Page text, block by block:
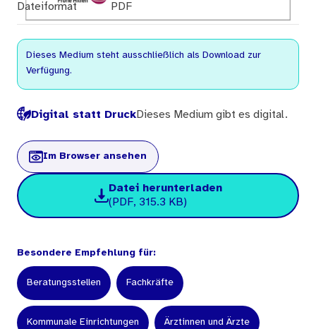
Dateiformat PDF
Dieses Medium steht ausschließlich als Download zur
Verfügung.
Digital statt DruckDieses Medium gibt es digital.
Im Browser ansehen
Datei herunterladen
(PDF, 315.3 KB)
Besondere Empfehlung für:
Beratungsstellen Fachkräfte
Kommunale Einrichtungen Ärztinnen und Ärzte